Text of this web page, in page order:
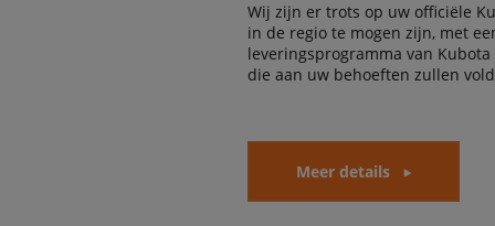
Wij zijn er trots op uw officiële
in de regio te mogen zijn, met
leveringsprogramma van
die aan uw behoeften zullen
Meer details